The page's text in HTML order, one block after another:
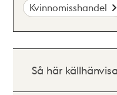
Kvinnomisshandel
Så här